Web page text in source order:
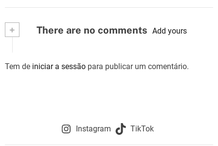
+ There are no comments Add yours
Tem de iniciar a sessão para publicar um comentário.
Instagram TikTok